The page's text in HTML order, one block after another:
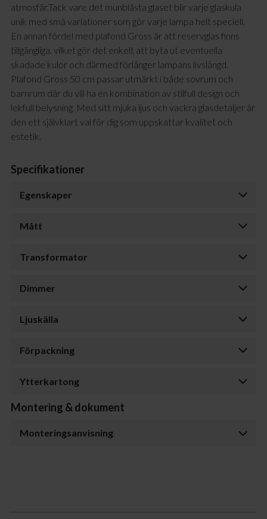
atmosfär.Tack vare det munblåsta glaset blir varje glaskula
unik med små variationer som gör varje lampa helt speciell.
En annan fördel med plafond Gross är att reservglas finns
tillgängliga, vilket gör det enkelt att byta ut eventuella
skadade kulor och därmed förlänger lampans livslängd.
Plafond Gross 50 cm passar utmärkt i både sovrum och
barnrum där du vill ha en kombination av stilfull design och
lekfull belysning. Med sitt mjuka ljus och vackra glasdetaljer är
den ett självklart val för dig som uppskattar kvalitet och
estetik.
Specifikationer
Egenskaper
Mått
Transformator
Dimmer
Ljuskälla
Förpackning
Ytterkartong
Montering & dokument
Monteringsanvisning